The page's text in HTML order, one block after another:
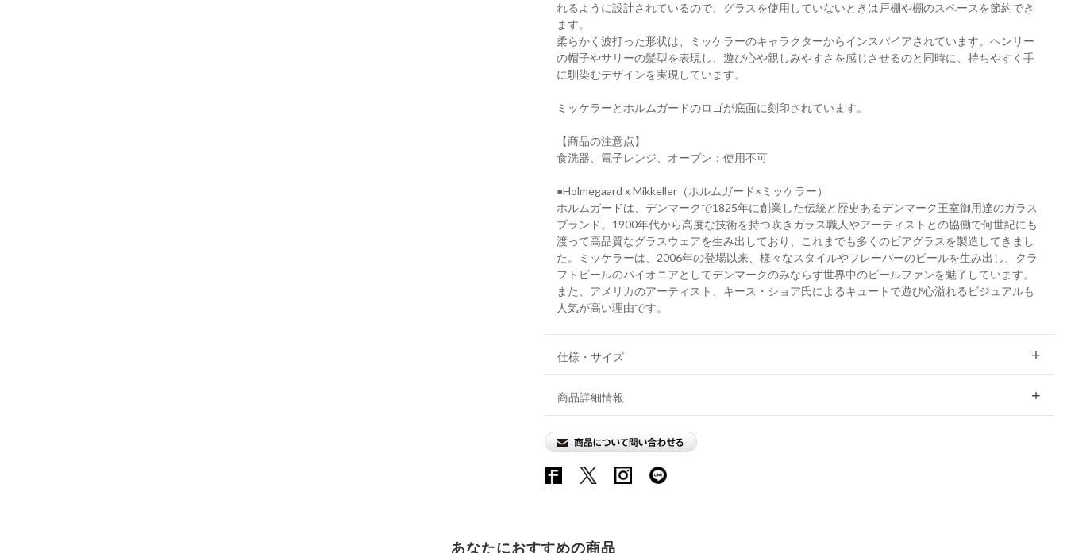
れるように設計されているので、グラスを使用していないときは戸棚や棚のスペースを節約でき
ます。
柔らかく波打った形状は、ミッケラーのキャラクターからインスパイアされています。ヘンリー
の帽子やサリーの髪型を表現し、遊び心や親しみやすさを感じさせるのと同時に、持ちやすく手
に馴染むデザインを実現しています。
ミッケラーとホルムガードのロゴが底⾯に刻印されています。
【商品の注意点】
食洗器、電子レンジ、オーブン：使用不可
●Holmegaard x Mikkeller（ホルムガード×ミッケラー）
ホルムガードは、デンマークで1825年に創業した伝統と歴史あるデンマーク王室御用達のガラス
ブランド。1900年代から高度な技術を持つ吹きガラス職人やアーティストとの協働で何世紀にも
渡って高品質なグラスウェアを生み出しており、これまでも多くのビアグラスを製造してきまし
た。ミッケラーは、2006年の登場以来、様々なスタイルやフレーバーのビールを生み出し、クラ
フトビールのパイオニアとしてデンマークのみならず世界中のビールファンを魅了しています。
また、アメリカのアーティスト、キース・ショア氏によるキュートで遊び心溢れるビジュアルも
人気が高い理由です。
仕様・サイズ
商品詳細情報
あなたにおすすめの商品